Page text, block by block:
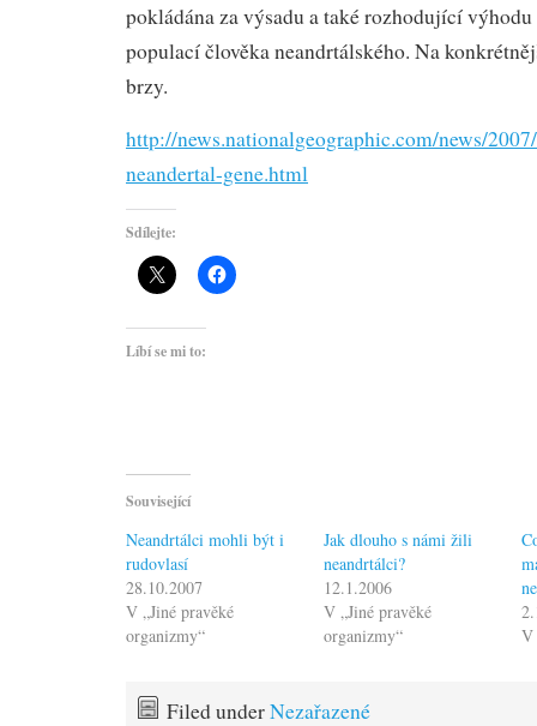
pokládána za výsadu a také rozhodující
populací člověka neandrtálského. Na
brzy.
http://news.nationalgeographic.com/news/
neandertal-gene.html
Sdílejte:
Líbí se mi to:
Související
Neandrtálci mohli být i
rudovlasí
28.10.2007
V „Jiné pravěké
organizmy“
Jak dlouho s námi žili
neandrtálci?
12.1.2006
V „Jiné pravěké
organizmy“
V
Filed underNezařazené